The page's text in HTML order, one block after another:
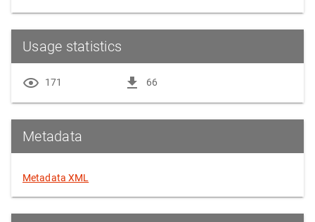
Usage statistics
171 66
Metadata
Metadata XML